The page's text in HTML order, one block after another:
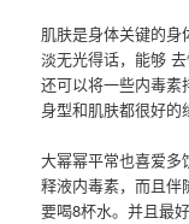
肌肤是身体关键的
淡无光得话，能够
还可以将一些内毒素
身型和肌肤都很好的
大幂幂平常也喜爱多
释液内毒素，而且伴
要喝8杯水。并且最